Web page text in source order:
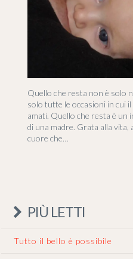
Quello che resta non è solo
solo tutte le occasioni in cui
amati. Quello che resta è un
di una madre. Grata alla vita,
cuore che…
PIÙ LETTI
Tutto il bello è possibile